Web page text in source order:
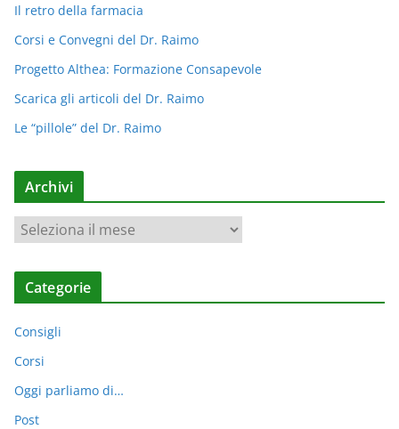
Il retro della farmacia
Corsi e Convegni del Dr. Raimo
Progetto Althea: Formazione Consapevole
Scarica gli articoli del Dr. Raimo
Le “pillole” del Dr. Raimo
Archivi
r
c
v
i
Categorie
Consigli
Corsi
Oggi parliamo di…
Post